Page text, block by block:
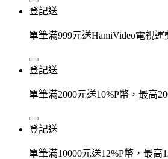
登記送
單筆滿999元送HamiVideo電視
登記送
單筆滿2000元送10%P幣，最高
登記送
單筆滿10000元送12%P幣，最高